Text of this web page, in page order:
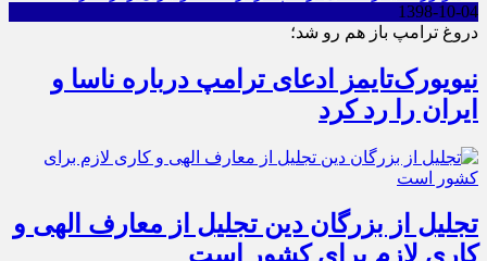
1398-10-04
دروغ ترامپ باز هم رو شد؛
نیویورک‌تایمز ادعای ترامپ درباره ناسا و
ایران را رد کرد
تجلیل از بزرگان دین تجلیل از معارف الهی و
کاری لازم برای کشور است